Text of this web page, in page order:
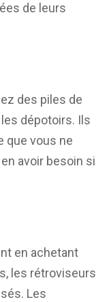
de leurs
des piles de
dépotoirs. Ils
que vous ne
avoir besoin si
en achetant
les rétroviseurs
Les